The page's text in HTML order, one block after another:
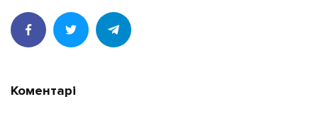
Коментарі